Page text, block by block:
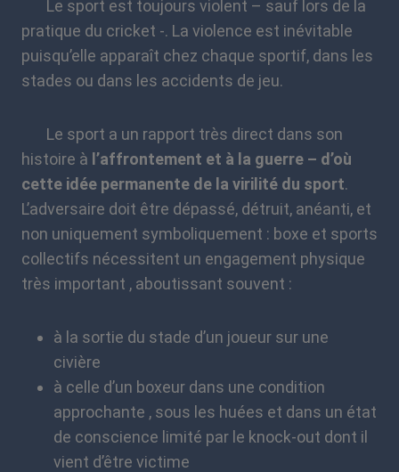
Le sport est toujours violent – sauf lors de la
pratique du cricket -. La violence est inévitable
puisqu’elle apparaît chez chaque sportif, dans les
stades ou dans les accidents de jeu.
Le sport a un rapport très direct dans son
histoire à l’affrontement et à la guerre – d’où
cette idée permanente de la virilité du sport.
L’adversaire doit être dépassé, détruit, anéanti, et
non uniquement symboliquement : boxe et sports
collectifs nécessitent un engagement physique
très important , aboutissant souvent :
à la sortie du stade d’un joueur sur une
civière
à celle d’un boxeur dans une condition
approchante , sous les huées et dans un état
de conscience limité par le knock-out dont il
vient d’être victime